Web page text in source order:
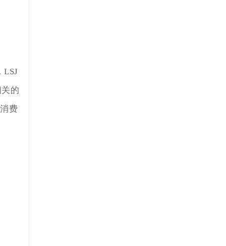
LSJ
的
费